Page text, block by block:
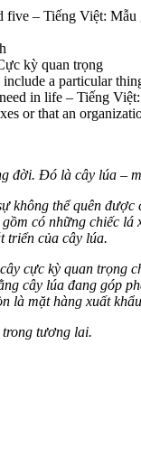
five – Tiếng Việt: Mẫu
kỳ quan trọng
a particular
in life – Tiếng
or that an
đời. Đó là cây lúa –
thể quên
có những chiếc
triển của cây lúa.
cực kỳ quan trọng
cây lúa đang góp
là mặt hàng xuất
tương lai.